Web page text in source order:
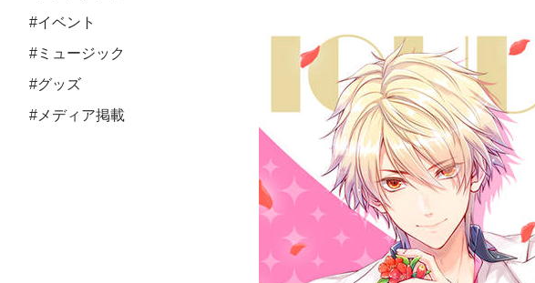
#イベント
#ミュージック
#グッズ
#メディア掲載